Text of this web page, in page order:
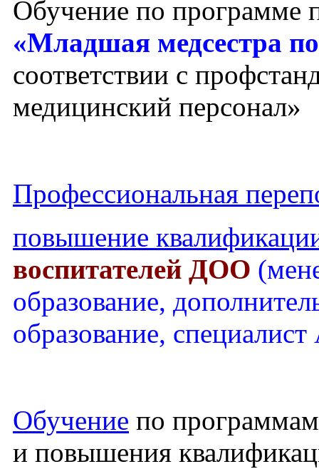
Обучение по программе
«Младшая медсестра
соответствии с
медицинский персонал»
Профессиональная
повышение
воспитателей ДОО
образование,
образование,
Обучение по
и повышения